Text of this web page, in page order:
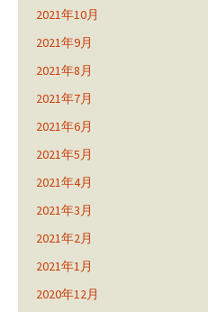
2021年10月
2021年9月
2021年8月
2021年7月
2021年6月
2021年5月
2021年4月
2021年3月
2021年2月
2021年1月
2020年12月